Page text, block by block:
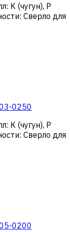
: K (чугун), Р
: Сверло для
0250
: K (чугун), Р
: Сверло для
0200